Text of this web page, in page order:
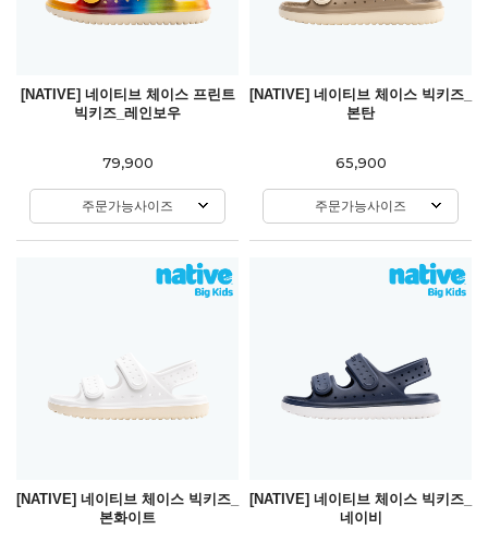
[NATIVE] 네이티브 체이스 프린트
빅키즈_레인보우
79,900
주문가능사이즈
[NATIVE] 네이티브 체이스 빅키즈_
본탄
65,900
주문가능사이즈
[NATIVE] 네이티브 체이스 빅키즈_
본화이트
[NATIVE] 네이티브 체이스 빅키즈_
네이비